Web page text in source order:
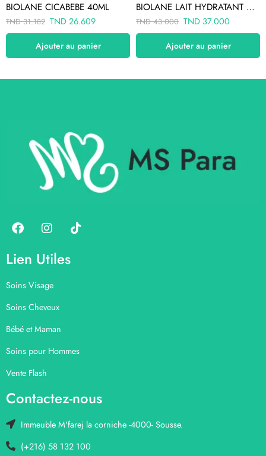
BIOLANE CICABEBE 40ML
TND31.182 TND26.609
Ajouter au panier
BIOLANE LAIT HYDRATANT CORPS 350ML
TND43.000 TND 37.000
Ajouter au panier
Lien Utiles
Soins Visage
Soins Cheveux
Bébé et Maman
Soins pour Hommes
Vente Flash
Contactez-nous
Immeuble M'farej la corniche -4000- Sousse.
(+216) 58 132 100